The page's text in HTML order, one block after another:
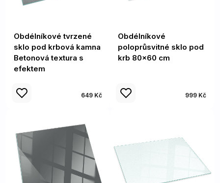
Obdélníkové tvrzené
sklo pod krbová kamna
Betonová textura s
efektem
649 Kč
Obdélníkové
poloprůsvitné sklo pod
krb 80x60 cm
999 Kč